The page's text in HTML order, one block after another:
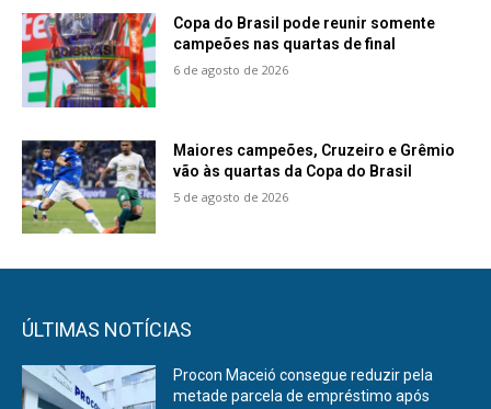
Copa do Brasil pode reunir somente
campeões nas quartas de final
6 de agosto de 2026
Maiores campeões, Cruzeiro e Grêmio
vão às quartas da Copa do Brasil
5 de agosto de 2026
ÚLTIMAS NOTÍCIAS
Procon Maceió consegue reduzir pela
metade parcela de empréstimo após